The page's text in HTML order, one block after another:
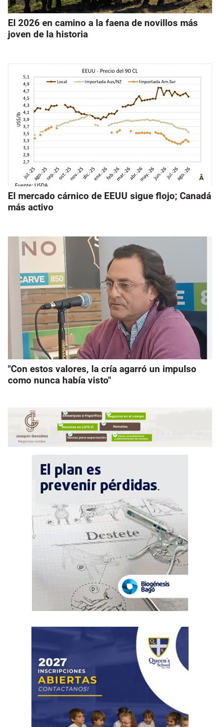
El 2026 en camino a la faena de novillos más
joven de la historia
El mercado cárnico de EEUU sigue flojo; Canadá
más activo
"Con estos valores, la cría agarró un impulso
como nunca había visto"